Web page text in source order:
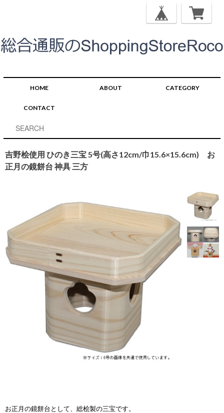
HOME ABOUT CATEGORY
CONTACT
吉野桧使用 ひのき三宝 5号(高さ12cm/巾15.6×15.6cm) お
正月の鏡餅台 神具 三方
お正月の鏡餅台として、総桧製の三宝です。